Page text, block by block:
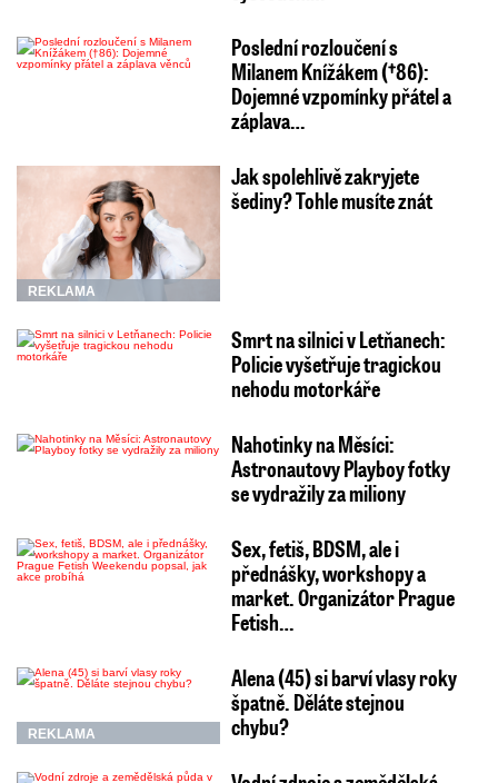
Smrt na silnici v Letňanech:
Policie vyšetřuje tragickou
nehodu motorkáře
Nahotinky na Měsíci:
Astronautovy Playboy fotky
se vydražily za miliony
Alena (45) si barví vlasy roky
špatně. Děláte stejnou
Vodní zdroje a zemědělská
půda v ohrožení:
přicházejí stále…
Lucie Šlégrová míří na Primu.
Překvapení pro sporťáky!
Osvěžení ve Schladmingu:
Lamy, ferraty i koulovačka v
létě jsou jen pár hodin…